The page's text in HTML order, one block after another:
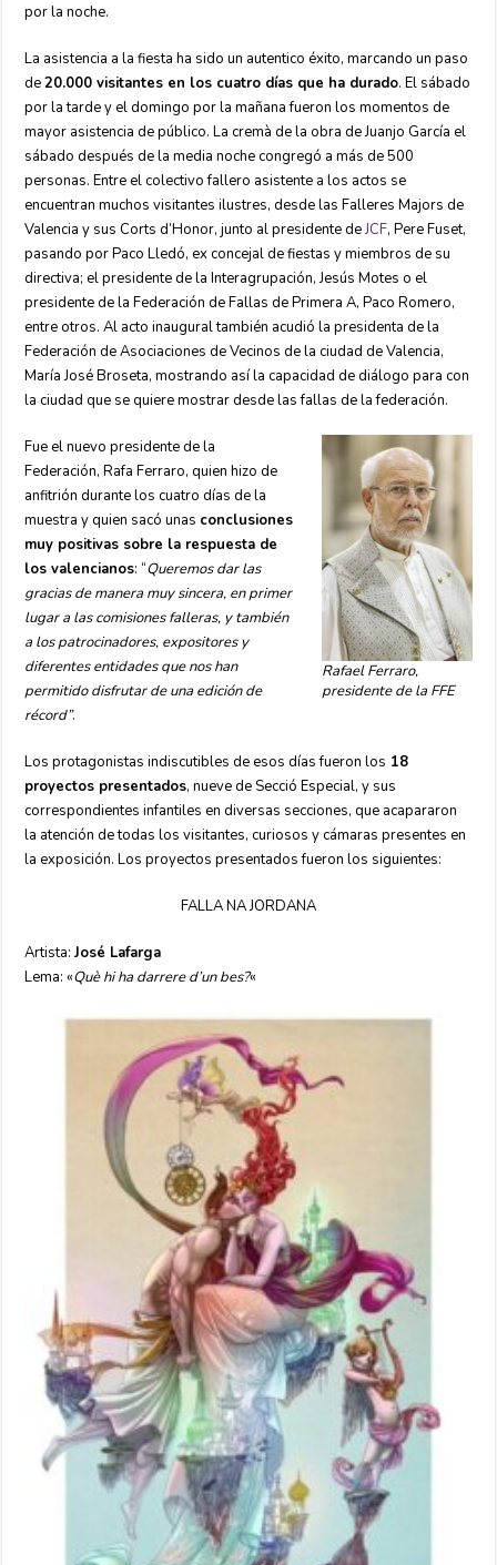
por la noche.
La asistencia a la fiesta ha sido un autentico éxito, marcando un paso
de20.000 visitantes en los cuatro días que ha durado. El sábado
por la tarde y el domingo por la mañana fueron los momentos de
mayor asistencia de público. La cremà de la obra de Juanjo García el
sábado después de la media noche congregó a más de 500
personas. Entre el colectivo fallero asistente a los actos se
encuentran muchos visitantes ilustres, desde las Falleres Majors de
Valencia y sus Corts d’Honor, junto al presidente deJCF, Pere Fuset,
pasando por Paco Lledó, ex concejal de fiestas y miembros de su
directiva; el presidente de la Interagrupación, Jesús Motes o el
presidente de la Federación de Fallas de Primera A, Paco Romero,
entre otros. Al acto inaugural también acudió la presidenta de la
Federación de Asociaciones de Vecinos de la ciudad de Valencia,
María José Broseta, mostrando así la capacidad de diálogo para con
la ciudad que se quiere mostrar desde las fallas de la federación.
Rafael Ferraro,
presidente de la FFE
Fue el nuevo presidente de la
Federación, Rafa Ferraro, quien hizo de
anfitrión durante los cuatro días de la
muestra y quien sacó unas conclusiones
muy positivas sobre la respuesta de
los valencianos: “Queremos dar las
gracias de manera muy sincera, en primer
lugar a las comisiones falleras, y también
a los patrocinadores, expositores y
diferentes entidades que nos han
permitido disfrutar de una edición de
récord”.
Los protagonistas indiscutibles de esos días fueron los 18
proyectos presentados, nueve de Secció Especial, y sus
correspondientes infantiles en diversas secciones, que acapararon
la atención de todas los visitantes, curiosos y cámaras presentes en
la exposición. Los proyectos presentados fueron los siguientes:
FALLA NA JORDANA
Artista:José Lafarga
Lema: «Què hi ha darrere d’un bes?«